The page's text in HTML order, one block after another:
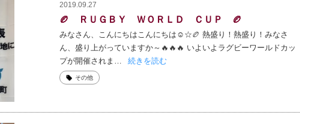
2019.09.27
🏉 ＲＵＧＢＹ ＷＯＲＬＤ ＣＵＰ 🏉
みなさん、こんにちはこんにちは☺☆🏉 熱盛り！熱盛り！みなさ
ん、盛り上がっていますか～🔥🔥🔥 いよいよラグビーワールドカッ
プが開催されま…
続きを読む
その他